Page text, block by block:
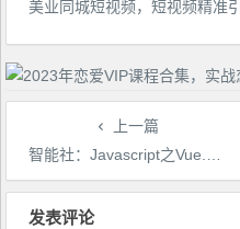
上一篇
智能社：Javascript之Vue.JS
文
发表评论